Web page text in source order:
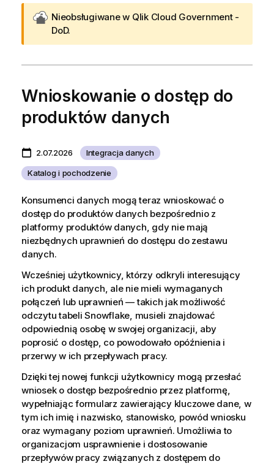
Nieobsługiwane w Qlik Cloud Government -
DoD.
Wnioskowanie o dostęp do
produktów danych
2.07.2026 Integracja danych
Katalog i pochodzenie
Konsumenci danych mogą teraz wnioskować o
dostęp do produktów danych bezpośrednio z
platformy produktów danych, gdy nie mają
niezbędnych uprawnień do dostępu do zestawu
danych.
Wcześniej użytkownicy, którzy odkryli interesujący
ich produkt danych, ale nie mieli wymaganych
połączeń lub uprawnień — takich jak możliwość
odczytu tabeli Snowflake, musieli znajdować
odpowiednią osobę w swojej organizacji, aby
poprosić o dostęp, co powodowało opóźnienia i
przerwy w ich przepływach pracy.
Dzięki tej nowej funkcji użytkownicy mogą przesłać
wniosek o dostęp bezpośrednio przez platformę,
wypełniając formularz zawierający kluczowe dane, w
tym ich imię i nazwisko, stanowisko, powód wniosku
oraz wymagany poziom uprawnień. Umożliwia to
organizacjom usprawnienie i dostosowanie
przepływów pracy związanych z dostępem do